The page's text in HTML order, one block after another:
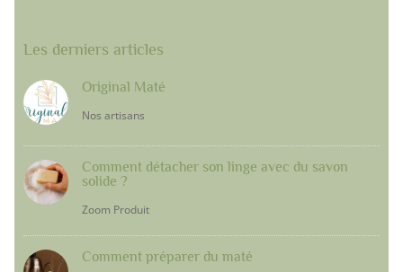
Les derniers articles
Original Maté
Nos artisans
Comment détacher son linge avec du savon
solide ?
Zoom Produit
Comment préparer du maté